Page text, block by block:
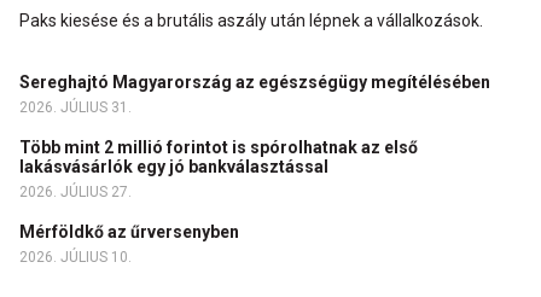
Paks kiesése és a brutális aszály után lépnek a vállalkozások.
Sereghajtó Magyarország az egészségügy megítélésében
2026. JÚLIUS 31.
Több mint 2 millió forintot is spórolhatnak az első
lakásvásárlók egy jó bankválasztással
2026. JÚLIUS 27.
Mérföldkő az űrversenyben
2026. JÚLIUS 10.